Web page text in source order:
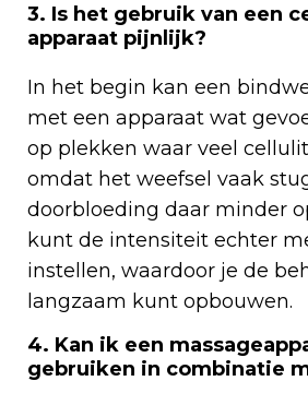
3. Is het gebruik van een
apparaat pijnlijk?
In het begin kan een
met een apparaat wat
op plekken waar veel
omdat het weefsel vaak
doorbloeding daar minder
kunt de intensiteit echter
instellen, waardoor je de
langzaam kunt opbouwen.
4. Kan ik een
gebruiken in combinatie